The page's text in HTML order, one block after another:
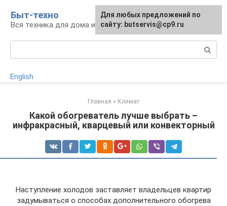
контенту
Быт-техно
Вся техника для дома и сада
English
Главная » Климат
Какой обогреватель лучше выбрать –
инфракрасный, кварцевый или конвекторный
Наступление холодов заставляет владельцев квартир
задумываться о способах дополнительного обогрева
Для любых предложений по
сайту: butservis@cp9.ru